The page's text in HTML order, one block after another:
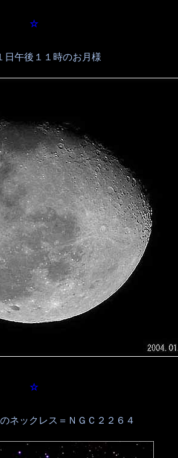
☆
日午後１１時のお月様
☆
ネックレス＝ＮＧＣ２２６４